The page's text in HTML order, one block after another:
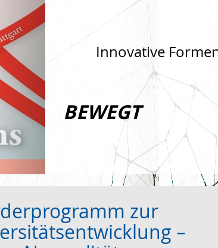
Innovative
BEWEGT
zur
–